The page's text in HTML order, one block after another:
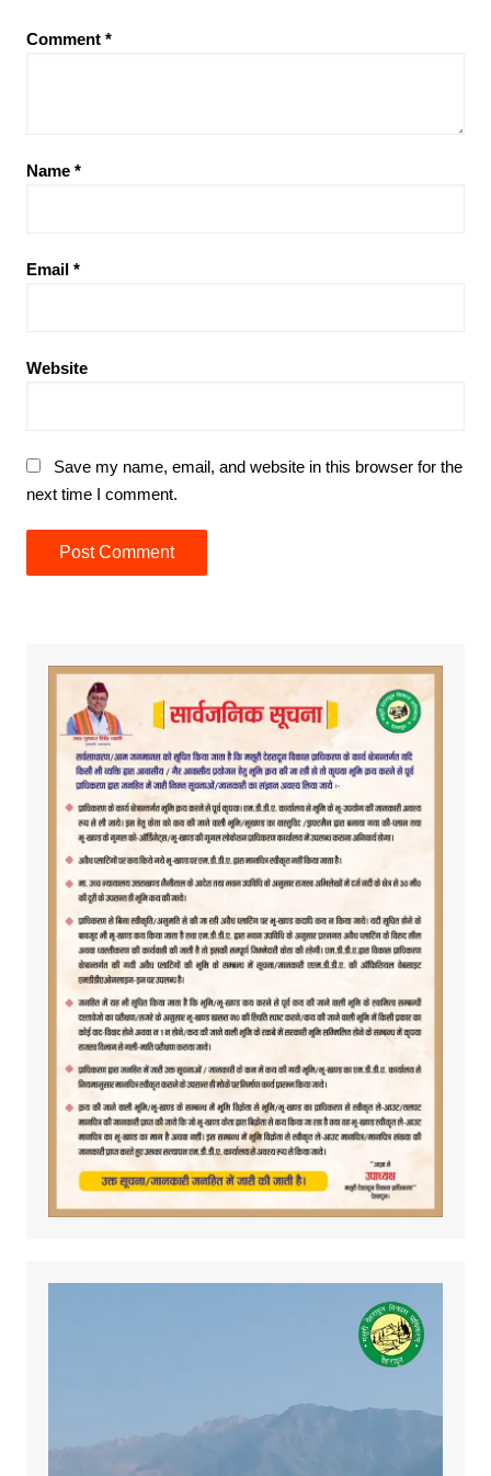
Comment *
Name *
Email *
Website
Save my name, email, and website in this browser for the
next time I comment.